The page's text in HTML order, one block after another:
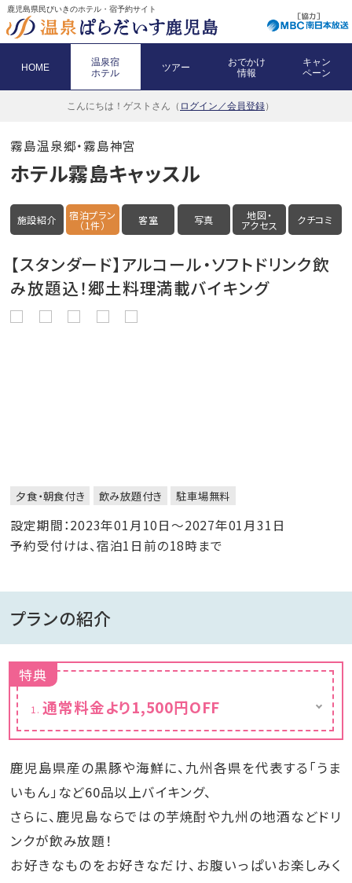
鹿児島県民びいきのホテル・宿予約サイト
HOME
温泉宿
ホテル
ツアー
おでかけ
情報
キャン
ペーン
こんにちは！ ゲストさん（ ログイン／会員登録）
霧島温泉郷・霧島神宮
ホテル霧島キャッスル
施設紹介 宿泊プラン
（1件） 客室 写真 地図・
アクセス クチコミ
【スタンダード】アルコール・ソフトドリンク飲
み放題込！郷土料理満載バイキング
夕食・朝食付き 飲み放題付き 駐車場無料
設定期間：2023年01月10日～2027年01月31日
予約受付けは、宿泊1日前の18時まで
プランの紹介
特典
通常料金より1,500円OFF
カレンダーは割引後の金額を表示しておりま
す。
鹿児島県産の黒豚や海鮮に、九州各県を代表する「うま
いもん」など60品以上バイキング、
さらに、鹿児島ならではの芋焼酎や九州の地酒などドリ
ンクが飲み放題！
お好きなものをお好きなだけ、お腹いっぱいお楽しみく